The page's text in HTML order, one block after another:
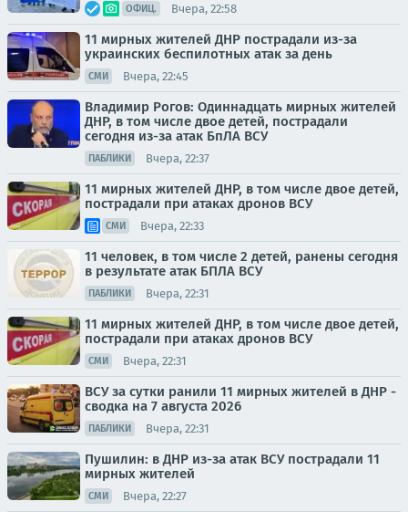
ОФИЦ. Вчера, 22:58
11 мирных жителей ДНР пострадали из-за
украинских беспилотных атак за день
СМИ Вчера, 22:45
Владимир Рогов: Одиннадцать мирных жителей
ДНР, в том числе двое детей, пострадали
сегодня из-за атак БпЛА ВСУ
ПАБЛИКИ Вчера, 22:37
11 мирных жителей ДНР, в том числе двое детей,
пострадали при атаках дронов ВСУ
СМИ Вчера, 22:33
11 человек, в том числе 2 детей, ранены сегодня
в результате атак БПЛА ВСУ
ПАБЛИКИ Вчера, 22:31
11 мирных жителей ДНР, в том числе двое детей,
пострадали при атаках дронов ВСУ
СМИ Вчера, 22:31
ВСУ за сутки ранили 11 мирных жителей в ДНР -
сводка на 7 августа 2026
ПАБЛИКИ Вчера, 22:31
Пушилин: в ДНР из-за атак ВСУ пострадали 11
мирных жителей
СМИ Вчера, 22:27